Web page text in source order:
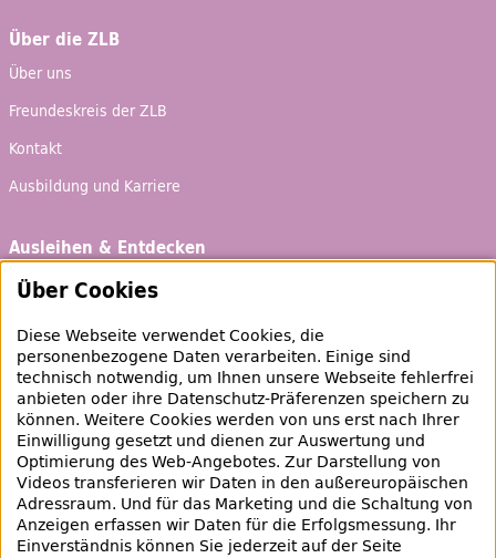
Über die ZLB
Über uns
Freundeskreis der ZLB
Kontakt
Ausbildung und Karriere
Ausleihen & Entdecken
Schaufenster
Bibliotheksausweis
Highlights
Veranstaltungen & Lernangebote
Veranstaltungsübersicht
Lern- und Beratungsangebote
Über Cookies
Diese Webseite verwendet Cookies, die
personenbezogene Daten verarbeiten. Einige sind
technisch notwendig, um Ihnen unsere Webseite fehlerfrei
anbieten oder ihre Datenschutz-Präferenzen speichern zu
können. Weitere Cookies werden von uns erst nach Ihrer
Einwilligung gesetzt und dienen zur Auswertung und
Optimierung desWeb-Angebotes. Zur Darstellung von
Videos transferieren wir Daten in den außereuropäischen
Adressraum. Und für das Marketing und die Schaltung von
Anzeigen erfassen wir Daten für die Erfolgsmessung. Ihr
Einverständnis können Sie jederzeit auf der Seite